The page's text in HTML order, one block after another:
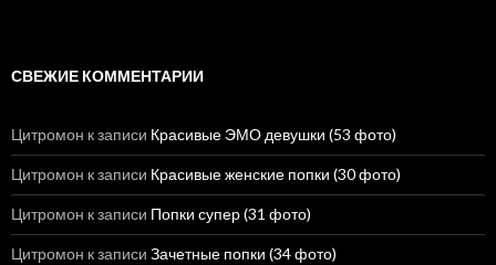
СВЕЖИЕ КОММЕНТАРИИ
Цитромон к записи Красивые ЭМО девушки (53 фото)
Цитромон к записи Красивые женские попки (30 фото)
Цитромон к записи Попки супер (31 фото)
Цитромон к записи Зачетные попки (34 фото)